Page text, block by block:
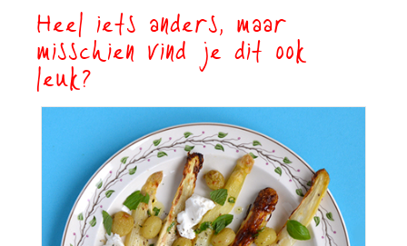
Heel iets anders, maar
misschien vind je dit ook
leuk?